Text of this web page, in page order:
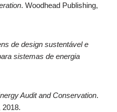
. Woodhead Publishing,
de design sustentável e
sistemas de energia
Audit and Conservation.
2018.